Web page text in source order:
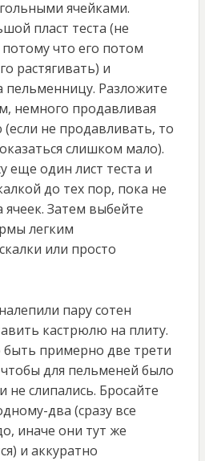
ячейками.
пласт теста (не
что его потом
растягивать) и
пельменницу. Разложите
немного продавливая
не продавливать, то
слишком мало).
еще один лист теста и
до тех пор, пока не
ячеек. Затем выбейте
легким
или просто
пару сотен
кастрюлю на плиту.
примерно две трети
для пельменей было
не слипались. Бросайте
два (сразу все
иначе они тут же
и аккуратно